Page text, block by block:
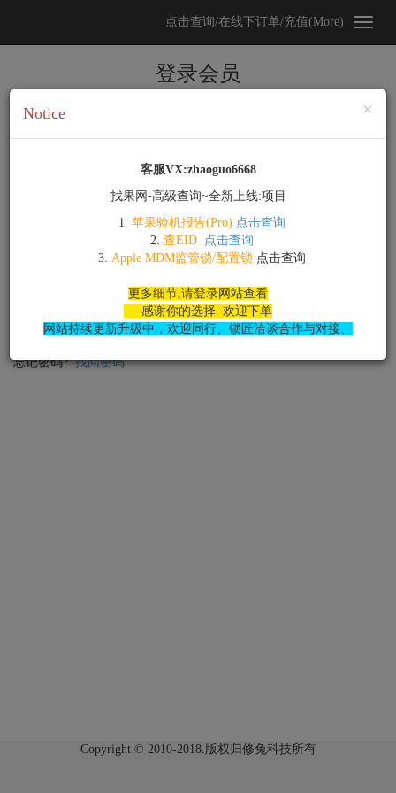
点击查询/在线下订单/充值(More)
×
Notice
客服VX:zhaoguo6668
找果网-高级查询~全新上线:项目
1. 苹果验机报告(Pro) 点击查询
2. 查EID
点击查询
3. Apple MDM监管锁/配置锁 点击查询
更多细节,请登录网站查看
感谢你的选择. 欢迎下单
网站持续更新升级中，欢迎同行、锁匠洽谈合作与对接、
登录会员
邮箱:
忘记密码?找回密码
Copyright © 2010-2018.版权归修兔科技所有